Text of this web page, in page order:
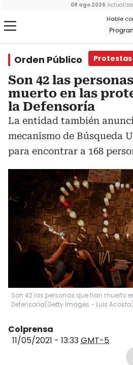
Hable
08 ago 2026
Orden Público
Son 42 las
muerto en las
la Defensoría
La entidad también
mecanismo de Búsqueda
para encontrar a 168
Son 42 las personas que han muerto
Defensoría(Getty Images - Luis Acosta)
Colprensa
11/05/2021 - 13:33GMT-5